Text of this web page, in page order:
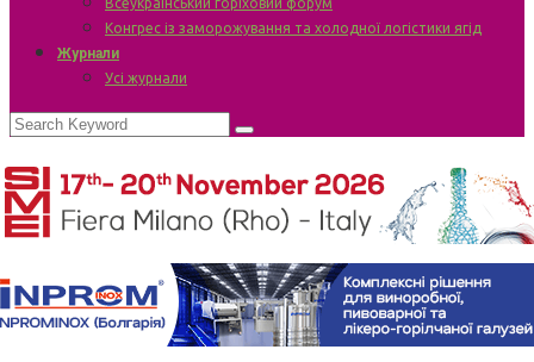
Конгрес із заморожування та холодної логістики ягід
Журнали
Усі журнали